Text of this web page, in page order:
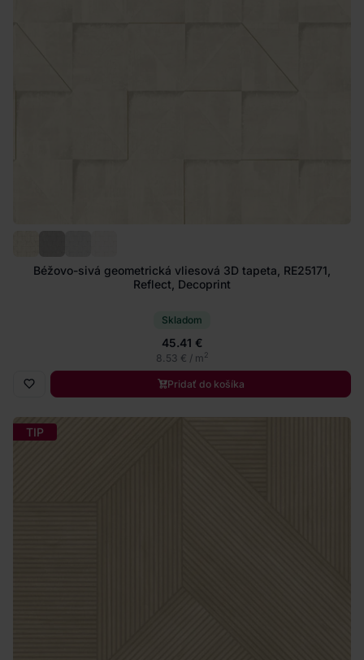
Béžovo-sivá geometrická vliesová 3D tapeta, RE25171,
Reflect, Decoprint
Skladom
45.41 €
8.53 € / m2
Pridať do košíka
TIP